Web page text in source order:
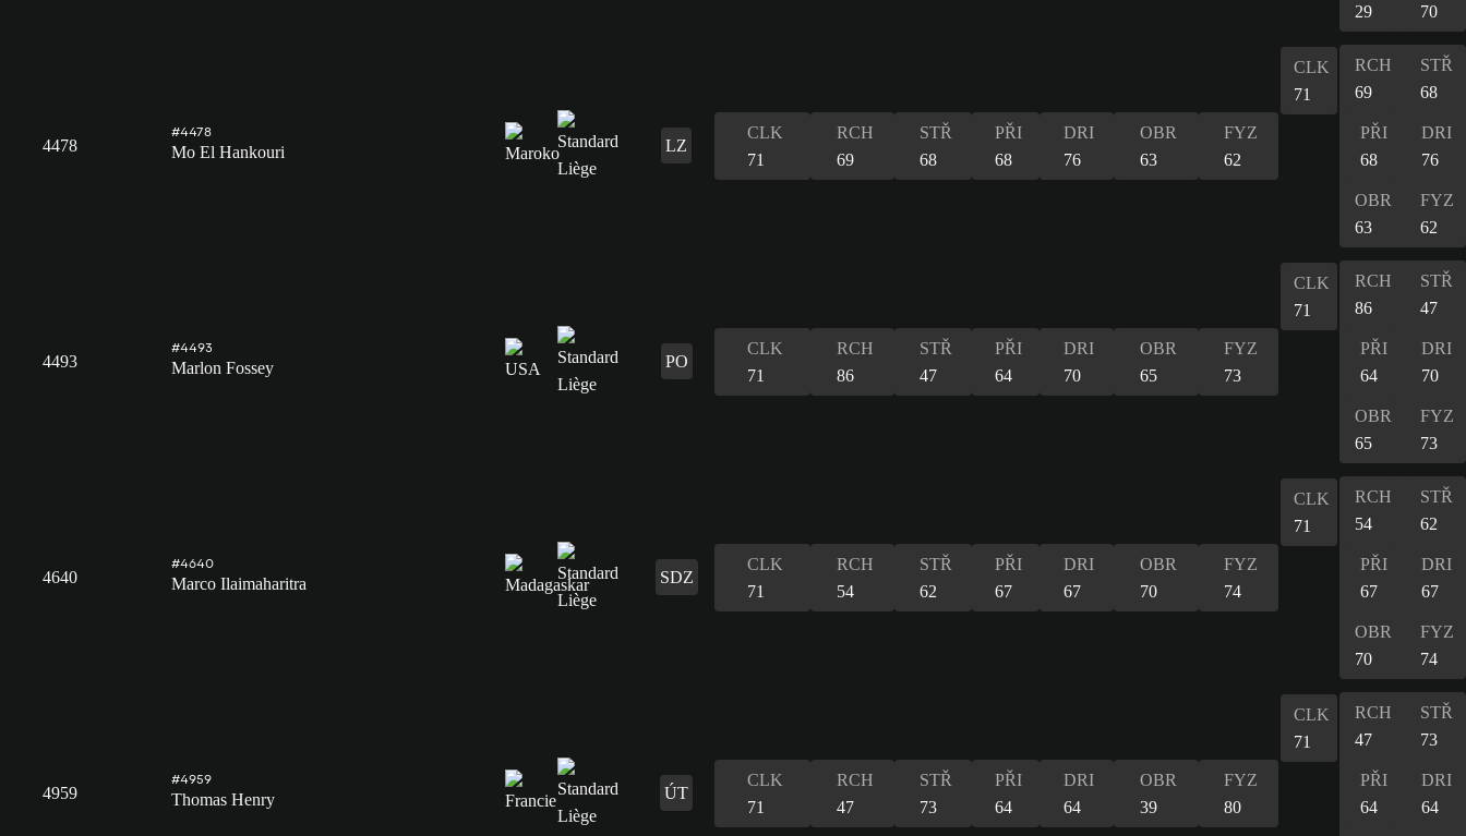
29
70
4478
#4478
Mo El Hankouri LZ
CLK
71
RCH
69
STŘ
68
PŘI
68
DRI
76
OBR
63
FYZ
62
CLK
71
RCH
69
STŘ
68
PŘI
68
DRI
76
OBR
63
FYZ
62
4493
#4493
Marlon Fossey PO
CLK
71
RCH
86
STŘ
47
PŘI
64
DRI
70
OBR
65
FYZ
73
CLK
71
RCH
86
STŘ
47
PŘI
64
DRI
70
OBR
65
FYZ
73
4640
#4640
Marco Ilaimaharitra SDZ
CLK
71
RCH
54
STŘ
62
PŘI
67
DRI
67
OBR
70
FYZ
74
CLK
71
RCH
54
STŘ
62
PŘI
67
DRI
67
OBR
70
FYZ
74
4959
#4959
Thomas Henry ÚT
CLK
71
RCH
47
STŘ
73
PŘI
64
DRI
64
OBR
39
FYZ
80
CLK
71
RCH
47
STŘ
73
PŘI
64
DRI
64